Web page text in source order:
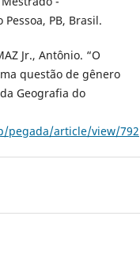
PB, Brasil.
Jr., Antônio. “O
questão de gênero
Geografia do
pegada/article/view/792